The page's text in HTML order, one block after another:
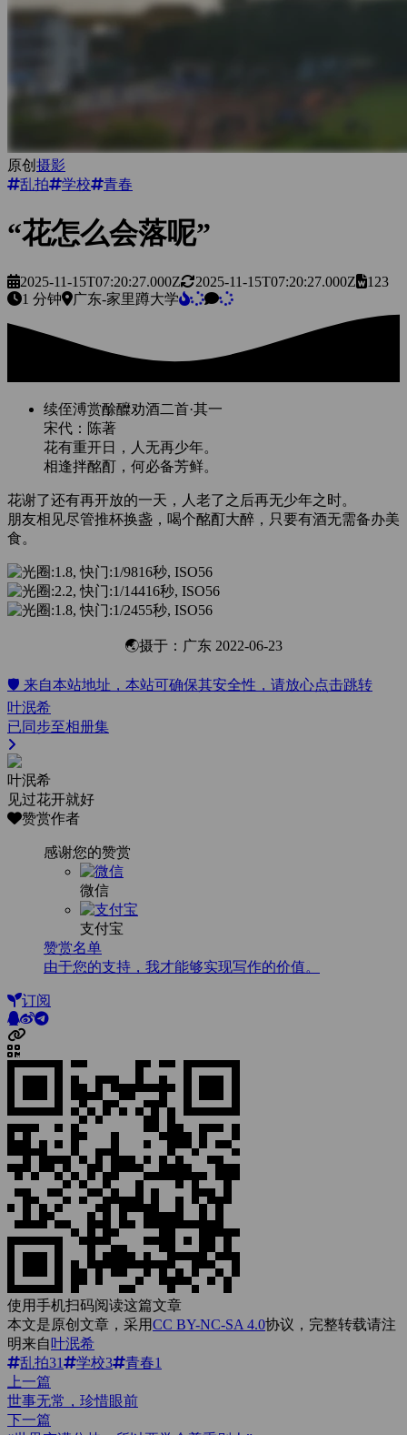
原创 摄影
乱拍
学校 青春
“花怎么会落呢”
2025-11-15T07:20:27.000Z 2025-11-15T07:20:27.000Z
123
1 分钟
广东-家里蹲大学
续侄溥赏酴醾劝酒二首·其一
宋代：陈著
花有重开日，人无再少年。
相逢拌酩酊，何必备芳鲜。
花谢了还有再开放的一天，人老了之后再无少年之时。
朋友相见尽管推杯换盏，喝个酩酊大醉，只要有酒无需备办美
食。
🌏摄于：广东 2022-06-23
🛡️ 来自本站地址，本站可确保其安全性，请放心点击跳转
叶泯希
已同步至相册集
叶泯希
见过花开就好
赞赏作者
感谢您的赞赏
微信
支付宝
赞赏名单
由于您的支持，我才能够实现写作的价值。
订阅
使用手机扫码阅读这篇文章
本文是原创文章，采用CC BY-NC-SA 4.0协议，完整转载请注
明来自 叶泯希
乱拍31 学校3 青春1
上一篇
世事无常，珍惜眼前
下一篇